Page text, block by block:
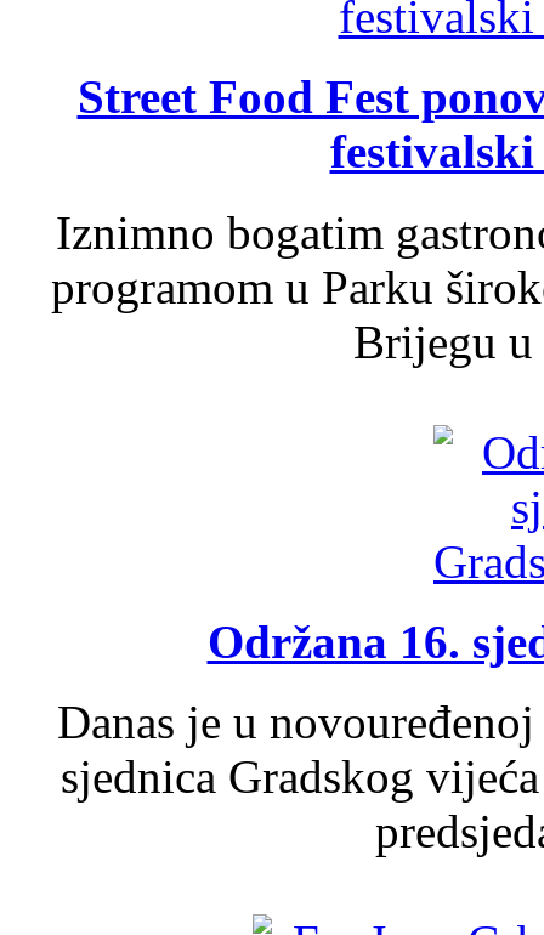
Street Food Fest
Iznimno bogatim
programom u Parku
Brijegu u
Održana 16.
Danas je u
sjednica Gradskog